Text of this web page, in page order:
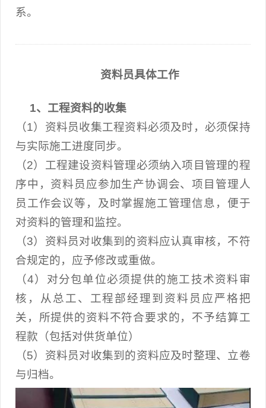
系。
资料员具体工作
1、工程资料的收集
（1）资料员收集工程资料必须及时，必须保持
与实际施工进度同步。
（2）工程建设资料管理必须纳入项目管理的程
序中，资料员应参加生产协调会、项目管理人
员工作会议等，及时掌握施工管理信息，便于
对资料的管理和监控。
（3）资料员对收集到的资料应认真审核，不符
合规定的，应予修改或重做。
（4）对分包单位必须提供的施工技术资料审
核，从总工、工程部经理到资料员应严格把
关，所提供的资料不符合要求的，不予结算工
程款（包括对供货单位）
（5）资料员对收集到的资料应及时整理、立卷
与归档。